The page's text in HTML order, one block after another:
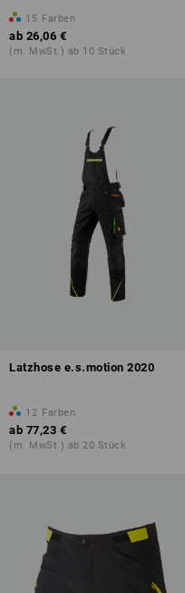
15 Farben
ab 26,06 €
(m. MwSt.) ab 10 Stück
Latzhose e.s.motion 2020
12 Farben
ab 77,23 €
(m. MwSt.) ab 20 Stück